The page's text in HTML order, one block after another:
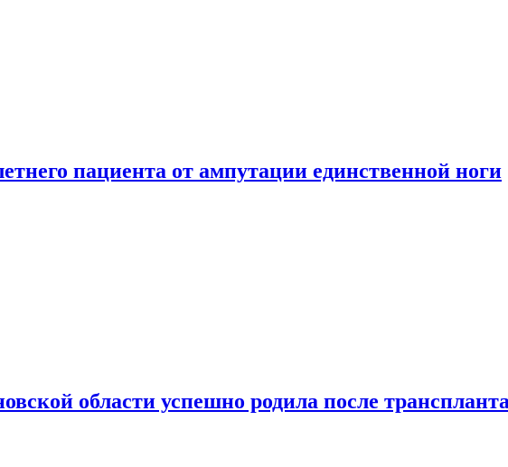
пациента от ампутации единственной ноги
области успешно родила после